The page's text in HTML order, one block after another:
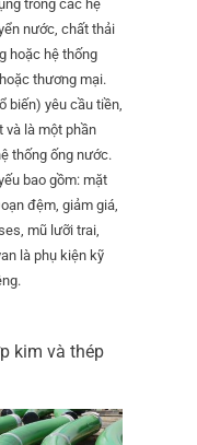
trong các hệ
nước, chất thải
hoặc hệ thống
thương mại.
biến) yêu cầu tiền,
và là một phần
thống ống nước.
bao gồm: mặt
đệm, giảm giá,
mũ lưỡi trai,
là phụ kiện kỹ
kim và thép